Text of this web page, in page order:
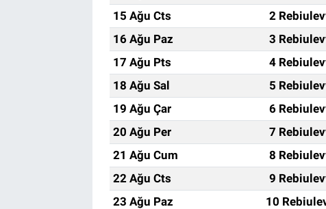
15 Ağu Cts
2
16 Ağu Paz
3
17 Ağu Pts
4
18 Ağu Sal
5
19 Ağu Çar
6
20 Ağu Per
7
21 Ağu Cum
8
22 Ağu Cts
9
23 Ağu Paz
10